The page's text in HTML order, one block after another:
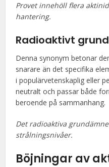
Provet innehöll flera
hantering.
Radioaktivt
Denna synonym betonar
snarare än det specifika
i populärvetenskaplig eller
neutralt och passar både
beroende på sammanhang.
Det radioaktiva
strålningsnivåer.
Böjningar av